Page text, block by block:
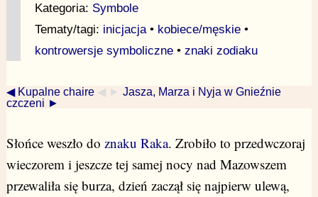
Kategoria: Symbole
Tematy/tagi: inicjacja• kobiece/męskie•
kontrowersje symboliczne• znaki zodiaku
◀ Kupalne chaire ◀ ► Jasza, Marza i Nyja w Gnieźnie
czczeni ►
Słońce weszło do znaku Raka. Zrobiło to przedwczoraj
wieczorem i jeszcze tej samej nocy nad Mazowszem
przewaliła się burza, dzień zaczął się najpierw ulewą,